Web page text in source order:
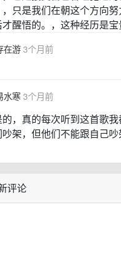
只是我们在朝这个方向
醒悟的。，这种经历是
在游3个月前
水寒3个月前
的，真的每次听到这首歌
架，但他们不能跟自己
评论